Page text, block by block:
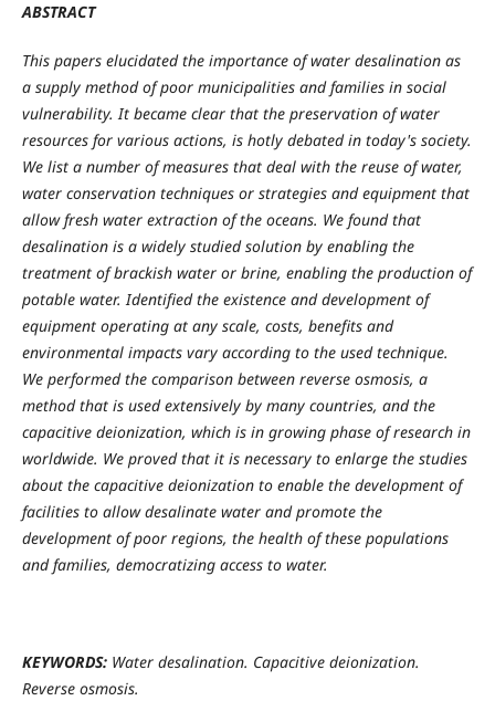
ABSTRACT
This papers elucidated the importance of water desalination as
a supply method of poor municipalities and families in social
vulnerability. It became clear that the preservation of water
resources for various actions, is hotly debated in today's society.
We list a number of measures that deal with the reuse of water,
water conservation techniques or strategies and equipment that
allow fresh water extraction of the oceans. We found that
desalination is a widely studied solution by enabling the
treatment of brackish water or brine, enabling the production of
potable water. Identified the existence and development of
equipment operating at any scale, costs, benefits and
environmental impacts vary according to the used technique.
We performed the comparison between reverse osmosis, a
method that is used extensively by many countries, and the
capacitive deionization, which is in growing phase of research in
worldwide. We proved that it is necessary to enlarge the studies
about the capacitive deionization to enable the development of
facilities to allow desalinate water and promote the
development of poor regions, the health of these populations
and families, democratizing access to water.
KEYWORDS: Water desalination. Capacitive deionization.
Reverse osmosis.